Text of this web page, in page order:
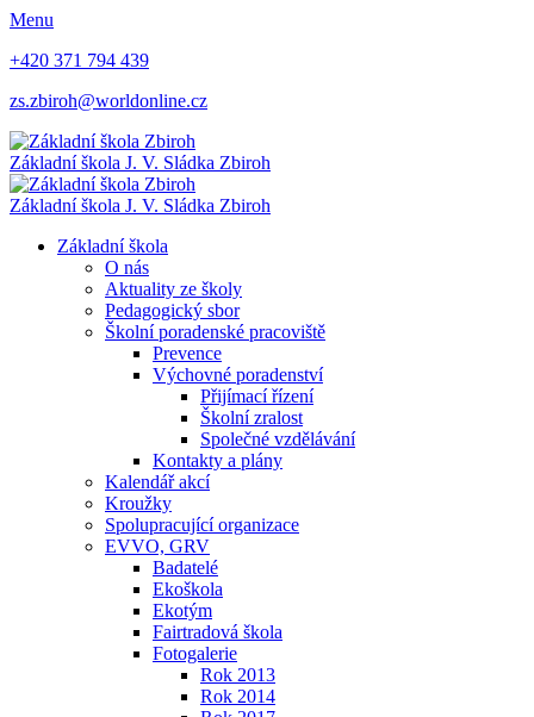
Menu
+420 371 794 439
zs.zbiroh@worldonline.cz
Základní škola J. V. Sládka Zbiroh
Základní škola J. V. Sládka Zbiroh
Základní škola
O nás
Aktuality ze školy
Pedagogický sbor
Školní poradenské pracoviště
Prevence
Výchovné poradenství
Přijímací řízení
Školní zralost
Společné vzdělávání
Kontakty a plány
Kalendář akcí
Kroužky
Spolupracující organizace
EVVO, GRV
Badatelé
Ekoškola
Ekotým
Fairtradová škola
Fotogalerie
Rok 2013
Rok 2014